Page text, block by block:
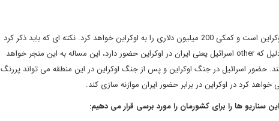
الی کوهن، وزیر امور خارجه اسرائیل گفته که اسرائیل متعهد به کمک به اوکراین است و کمکی 200 میلیون دلاری را به اوکراین خواهد کرد. نکته ای که باید ذکر کرد
این است که در صورتی که حضور ایران در اوکراین پررنگ تر شود به این دلیل که other اسرائیل یعنی ایران در اوکراین حضور دارد، این مساله به این منجر خواهد
حضور اسرائیل در جنگ اوکراین و پس از جنگ اوکراین در این منطقه می تواند پررنگ
کرد در اوکراین در برابر حضور ایران موازنه سازی کند.